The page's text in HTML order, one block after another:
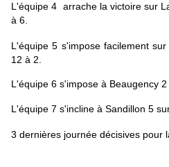
L'équipe 4 arrache la victoire sur
à 6.
L'équipe 5 s'impose facilement
12 à 2.
L'équipe 6 s'impose à Beaugency 2
L'équipe 7 s'incline à Sandillon 5
3 dernières journée décisives pour